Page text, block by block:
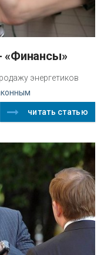
«Финансы»
энергетиков
читать статью